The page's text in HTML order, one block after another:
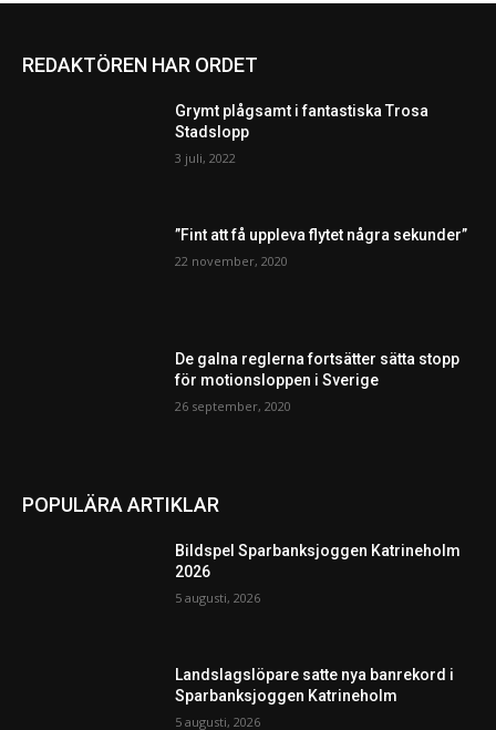
REDAKTÖREN HAR ORDET
Grymt plågsamt i fantastiska Trosa
Stadslopp
3 juli, 2022
”Fint att få uppleva flytet några sekunder”
22 november, 2020
De galna reglerna fortsätter sätta stopp
för motionsloppen i Sverige
26 september, 2020
POPULÄRA ARTIKLAR
Bildspel Sparbanksjoggen Katrineholm
2026
5 augusti, 2026
Landslagslöpare satte nya banrekord i
Sparbanksjoggen Katrineholm
5 augusti, 2026